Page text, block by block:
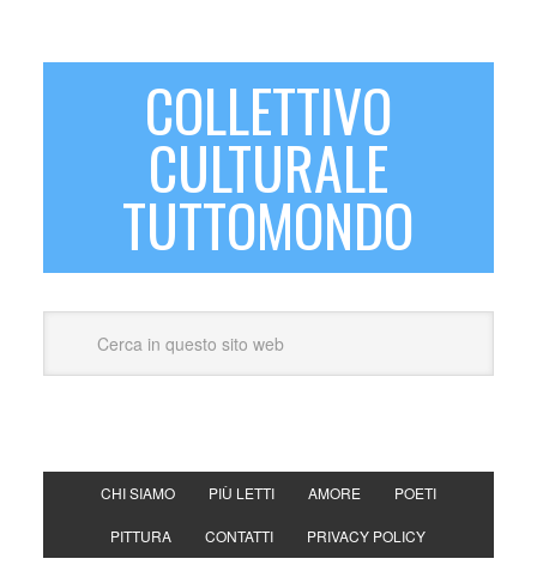
COLLETTIVO
CULTURALE
TUTTOMONDO
CHI SIAMO PIÙ LETTI AMORE POETI
PITTURA CONTATTI PRIVACY POLICY